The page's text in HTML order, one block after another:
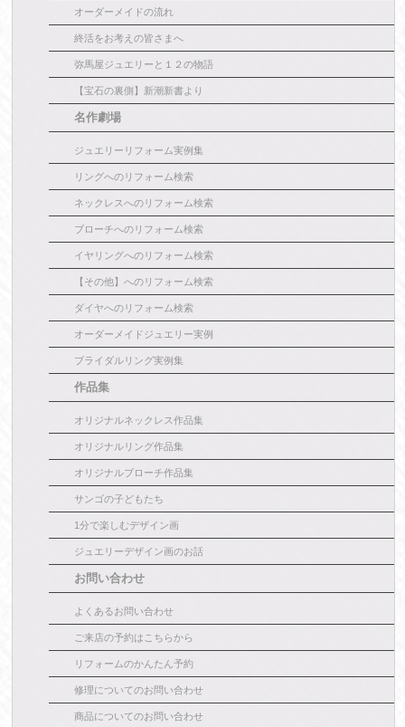
オーダーメイドの流れ
終活をお考えの皆さまへ
弥馬屋ジュエリーと１２の物語
【宝石の裏側】新潮新書より
名作劇場
ジュエリーリフォーム実例集
リングへのリフォーム検索
ネックレスへのリフォーム検索
ブローチへのリフォーム検索
イヤリングへのリフォーム検索
【その他】へのリフォーム検索
ダイヤへのリフォーム検索
オーダーメイドジュエリー実例
ブライダルリング実例集
作品集
オリジナルネックレス作品集
オリジナルリング作品集
オリジナルブローチ作品集
サンゴの子どもたち
1分で楽しむデザイン画
ジュエリーデザイン画のお話
お問い合わせ
よくあるお問い合わせ
ご来店の予約はこちらから
リフォームのかんたん予約
修理についてのお問い合わせ
商品についてのお問い合わせ